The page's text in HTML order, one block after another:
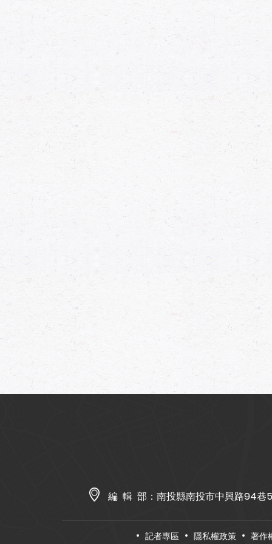
編 輯 部： 南投縣南投市中興路94巷
記者專區 隱私權政策 著作